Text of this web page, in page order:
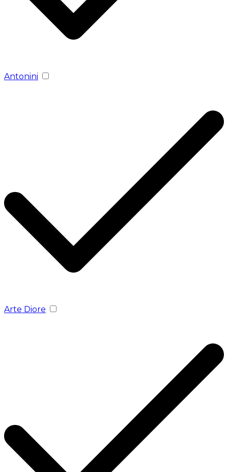
Antonini
Arte Diore